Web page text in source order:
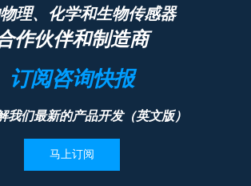
理、化学和生物传感器
作伙伴和制造商
订阅咨询快报
我们最新的产品开发（英文版）
马上订阅